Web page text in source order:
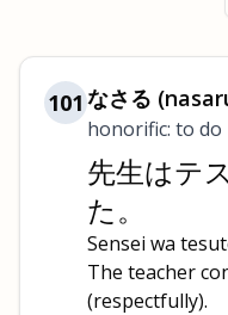
101 なさる
honorific: to do
先生はテ
た。
Sensei wa
The teacher
(respectfully).